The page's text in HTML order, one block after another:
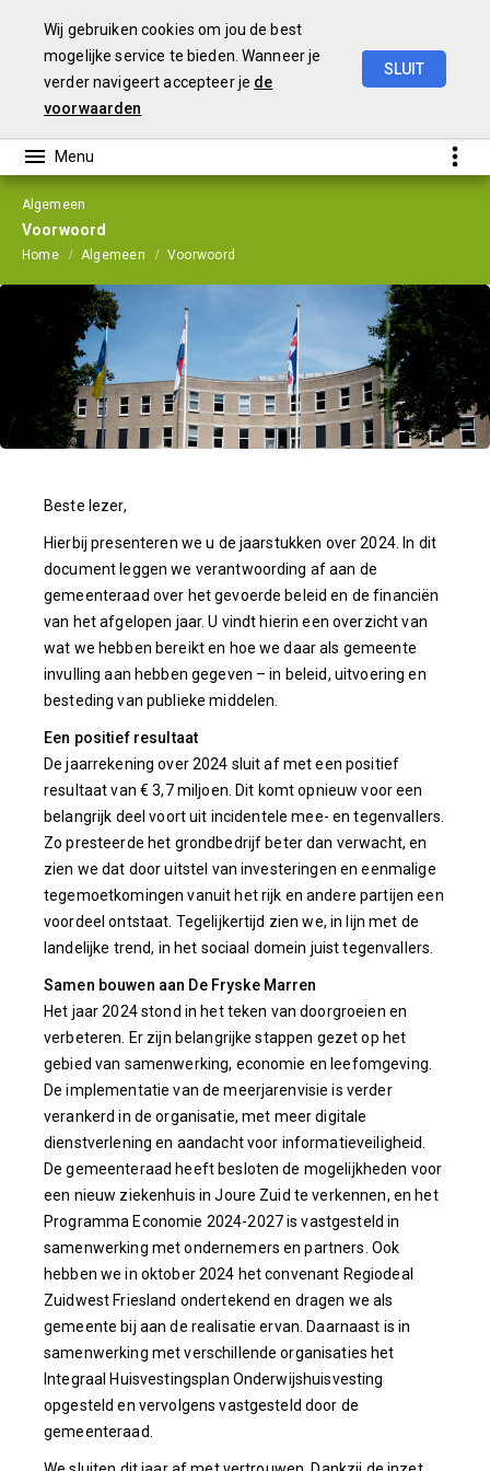
Wij gebruiken cookies om jou de best
mogelijke service te bieden. Wanneer je
verder navigeert accepteer je de
voorwaarden
SLUIT
Algemeen
Voorwoord
Home Algemeen Voorwoord
Beste lezer,
Hierbij presenteren we u de jaarstukken over 2024. In dit
document leggen we verantwoording af aan de
gemeenteraad over het gevoerde beleid en de financiën
van het afgelopen jaar. U vindt hierin een overzicht van
wat we hebben bereikt en hoe we daar als gemeente
invulling aan hebben gegeven – in beleid, uitvoering en
besteding van publieke middelen.
Een positief resultaat
De jaarrekening over 2024 sluit af met een positief
resultaat van € 3,7 miljoen. Dit komt opnieuw voor een
belangrijk deel voort uit incidentele mee- en tegenvallers.
Zo presteerde het grondbedrijf beter dan verwacht, en
zien we dat door uitstel van investeringen en eenmalige
tegemoetkomingen vanuit het rijk en andere partijen een
voordeel ontstaat. Tegelijkertijd zien we, in lijn met de
landelijke trend, in het sociaal domein juist tegenvallers.
Samen bouwen aan De Fryske Marren
Het jaar 2024 stond in het teken van doorgroeien en
verbeteren. Er zijn belangrijke stappen gezet op het
gebied van samenwerking, economie en leefomgeving.
De implementatie van de meerjarenvisie is verder
verankerd in de organisatie, met meer digitale
dienstverlening en aandacht voor informatieveiligheid.
De gemeenteraad heeft besloten de mogelijkheden voor
een nieuw ziekenhuis in Joure Zuid te verkennen, en het
Programma Economie 2024-2027 is vastgesteld in
samenwerking met ondernemers en partners. Ook
hebben we in oktober 2024 het convenant Regiodeal
Zuidwest Friesland ondertekend en dragen we als
gemeente bij aan de realisatie ervan. Daarnaast is in
samenwerking met verschillende organisaties het
Integraal Huisvestingsplan Onderwijshuisvesting
opgesteld en vervolgens vastgesteld door de
gemeenteraad.